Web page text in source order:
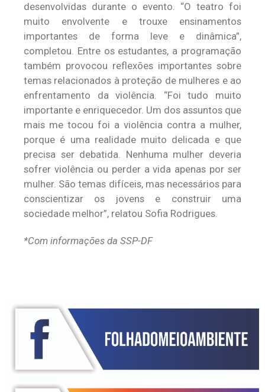
desenvolvidas durante o evento. “O teatro foi
muito envolvente e trouxe ensinamentos
importantes de forma leve e dinâmica”,
completou. Entre os estudantes, a programação
também provocou reflexões importantes sobre
temas relacionados à proteção de mulheres e ao
enfrentamento da violência. “Foi tudo muito
importante e enriquecedor. Um dos assuntos que
mais me tocou foi a violência contra a mulher,
porque é uma realidade muito delicada e que
precisa ser debatida. Nenhuma mulher deveria
sofrer violência ou perder a vida apenas por ser
mulher. São temas difíceis, mas necessários para
conscientizar os jovens e construir uma
sociedade melhor”, relatou Sofia Rodrigues.
*Com informações da SSP-DF